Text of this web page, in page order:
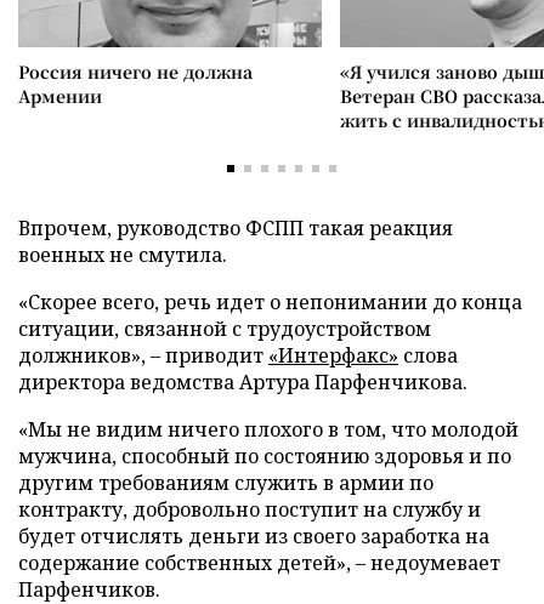
Россия ничего не должна
Армении
«Я учился заново
Ветеран СВО
жить с
Впрочем, руководство ФСПП такая реакция
военных не смутила.
«Скорее всего, речь идет о непонимании до конца
ситуации, связанной с трудоустройством
должников», – приводит «Интерфакс» слова
директора ведомства Артура Парфенчикова.
«Мы не видим ничего плохого в том, что молодой
мужчина, способный по состоянию здоровья и по
другим требованиям служить в армии по
контракту, добровольно поступит на службу и
будет отчислять деньги из своего заработка на
содержание собственных детей», – недоумевает
Парфенчиков.